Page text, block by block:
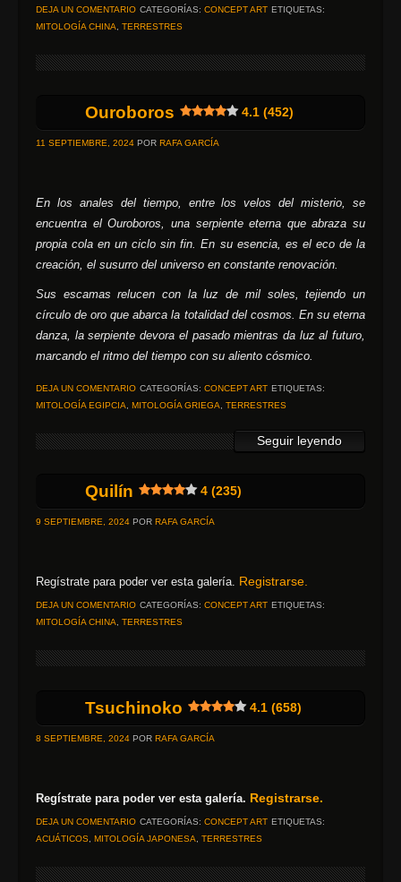
DEJA UN COMENTARIO CATEGORÍAS: CONCEPT ART ETIQUETAS:
MITOLOGÍA CHINA
TERRESTRES
Ouroboros 4.1 (452)
11 SEPTIEMBRE, 2024 POR RAFA GARCÍA
En los anales del tiempo, entre los velos del misterio, se
encuentra el Ouroboros, una serpiente eterna que abraza su
propia cola en un ciclo sin fin. En su esencia, es el eco de la
creación, el susurro del universo en constante renovación.
Sus escamas relucen con la luz de mil soles, tejiendo un
círculo de oro que abarca la totalidad del cosmos. En su eterna
danza, la serpiente devora el pasado mientras da luz al futuro,
marcando el ritmo del tiempo con su aliento cósmico.
Seguir leyendo
DEJA UN COMENTARIO CATEGORÍAS: CONCEPT ART ETIQUETAS:
MITOLOGÍA EGIPCIA
MITOLOGÍA GRIEGA TERRESTRES
Quilín 4 (235)
9 SEPTIEMBRE, 2024 POR RAFA GARCÍA
Regístrate para poder ver esta galería. Registrarse.
DEJA UN COMENTARIO CATEGORÍAS: CONCEPT ART ETIQUETAS:
MITOLOGÍA CHINA
TERRESTRES
Tsuchinoko 4.1 (658)
8 SEPTIEMBRE, 2024 POR RAFA GARCÍA
Regístrate para poder ver esta galería. Registrarse.
DEJA UN COMENTARIO CATEGORÍAS: CONCEPT ART ETIQUETAS:
ACUÁTICOS MITOLOGÍA JAPONESA TERRESTRES